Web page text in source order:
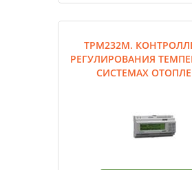
ТРМ232М.
РЕГУЛИРОВАНИЯ
СИСТЕМАХ